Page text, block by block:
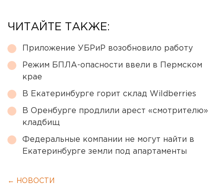
ЧИТАЙТЕ ТАКЖЕ:
Приложение УБРиР возобновило работу
Режим БПЛА-опасности ввели в Пермском
крае
В Екатеринбурге горит склад Wildberries
В Оренбурге продлили арест «смотрителю»
кладбищ
Федеральные компании не могут найти в
Екатеринбурге земли под апартаменты
← НОВОСТИ